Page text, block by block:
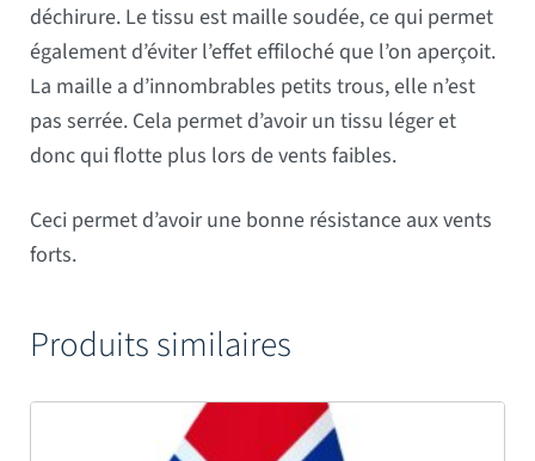
déchirure. Le tissu est maille soudée, ce qui permet
également d’éviter l’effet effiloché que l’on aperçoit.
La maille a d’innombrables petits trous, elle n’est
pas serrée. Cela permet d’avoir un tissu léger et
donc qui flotte plus lors de vents faibles.
Ceci permet d’avoir une bonne résistance aux vents
forts.
Produits similaires